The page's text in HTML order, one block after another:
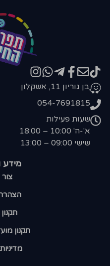
מידע
הצהרת
תקנון
בן גוריון 11, אשקלון
054-7691815
שעות פעילות
א'-ה' 10:00 – 18:00
שישי 09:00 – 13:00